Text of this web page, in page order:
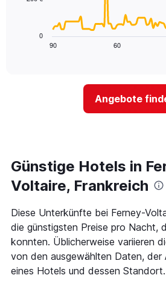
die
Wochentage
anzeigt.
anzeigt.
folgende
Diagramm
näher
das
Aufenthaltsdatum
rückt.
Diagramm
hat
1
X-
Achse,
die
90 60
0
Angebote
Günstige Hotels in
Voltaire, Frankreich
Diese Unterkünfte bei Ferney-
die günstigsten Preise pro Nacht,
konnten. Üblicherweise variieren
von den ausgewählten Daten, der
eines Hotels und dessen Standort.